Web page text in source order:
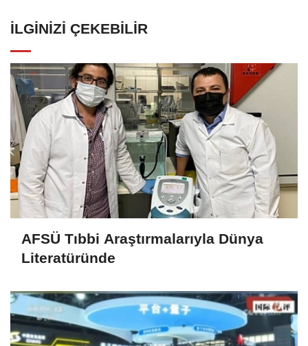
İLGINIZI ÇEKEBILIR
AFSÜ Tıbbi Araştırmalarıyla Dünya
Literatüründe